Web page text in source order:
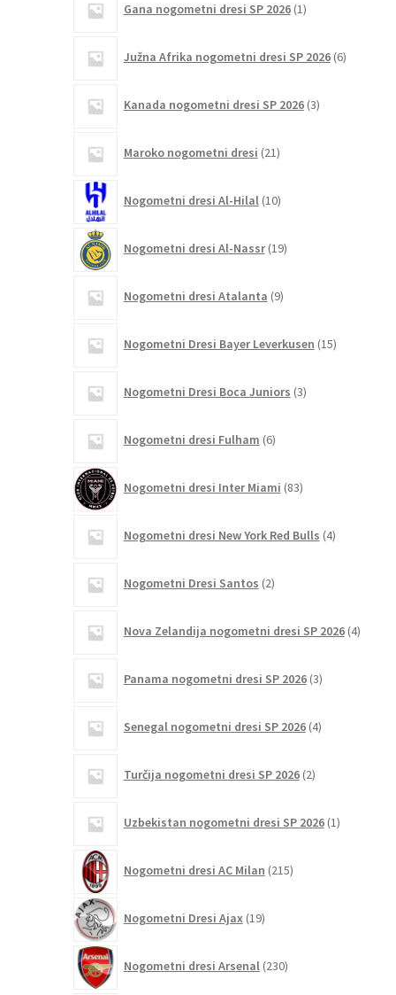
Gana nogometni dresi SP 2026 1izdelek
Južna Afrika nogometni dresi SP 2026 6izdelkov
Kanada nogometni dresi SP 2026 3izdelki
Maroko nogometni dresi 21izdelkov
Nogometni dresi Al-Hilal 10izdelkov
Nogometni dresi Al-Nassr 19izdelkov
Nogometni dresi Atalanta 9izdelkov
Nogometni Dresi Bayer Leverkusen 15izdelkov
Nogometni Dresi Boca Juniors 3izdelki
Nogometni dresi Fulham 6izdelkov
Nogometni dresi Inter Miami 83izdelkov
Nogometni dresi New York Red Bulls 4izdelki
Nogometni Dresi Santos 2izdelka
Nova Zelandija nogometni dresi SP 2026 4izdelki
Panama nogometni dresi SP 2026 3izdelki
Senegal nogometni dresi SP 2026 4izdelki
Turčija nogometni dresi SP 2026 2izdelka
Uzbekistan nogometni dresi SP 2026 1izdelek
Nogometni dresi AC Milan 215izdelkov
Nogometni Dresi Ajax 19izdelkov
Nogometni dresi Arsenal 230izdelkov